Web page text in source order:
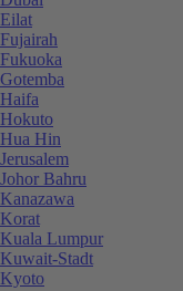
Eilat
Fujairah
Fukuoka
Gotemba
Haifa
Hokuto
Hua Hin
Jerusalem
Johor Bahru
Kanazawa
Korat
Kuala Lumpur
Kuwait-Stadt
Kyoto